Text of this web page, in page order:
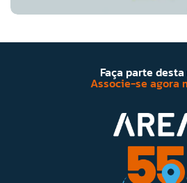
Faça parte desta
Associe-se agora